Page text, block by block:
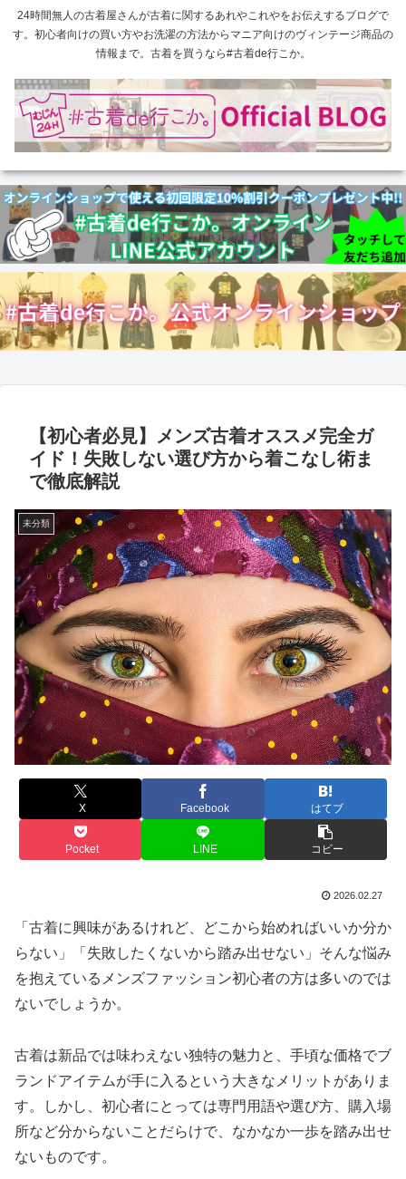
24時間無人の古着屋さんが古着に関するあれやこれやをお伝えするブログで
す。初心者向けの買い方やお洗濯の方法からマニア向けのヴィンテージ商品の
情報まで。古着を買うなら#古着de行こか。
【初心者必見】メンズ古着オススメ完全ガ
イド！失敗しない選び方から着こなし術ま
で徹底解説
未分類
X Facebook はてブ
Pocket LINE コピー
2026.02.27
「古着に興味があるけれど、どこから始めればいいか分か
らない」「失敗したくないから踏み出せない」そんな悩み
を抱えているメンズファッション初心者の方は多いのでは
ないでしょうか。
古着は新品では味わえない独特の魅力と、手頃な価格でブ
ランドアイテムが手に入るという大きなメリットがありま
す。しかし、初心者にとっては専門用語や選び方、購入場
所など分からないことだらけで、なかなか一歩を踏み出せ
ないものです。